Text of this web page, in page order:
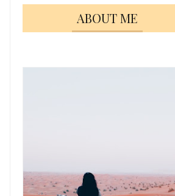
ABOUT ME